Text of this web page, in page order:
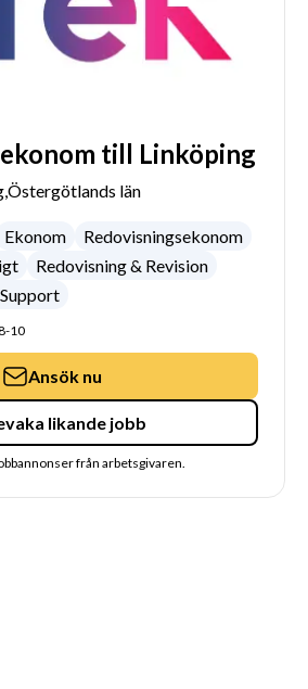
till Linköping
Östergötlands län
Ekonom
Redovisningsekonom
Redovisning & Revision
10
Ansök nu
likande jobb
från arbetsgivaren.